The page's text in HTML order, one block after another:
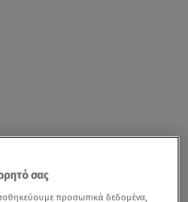
σας
προσωπικά δεδομένα,